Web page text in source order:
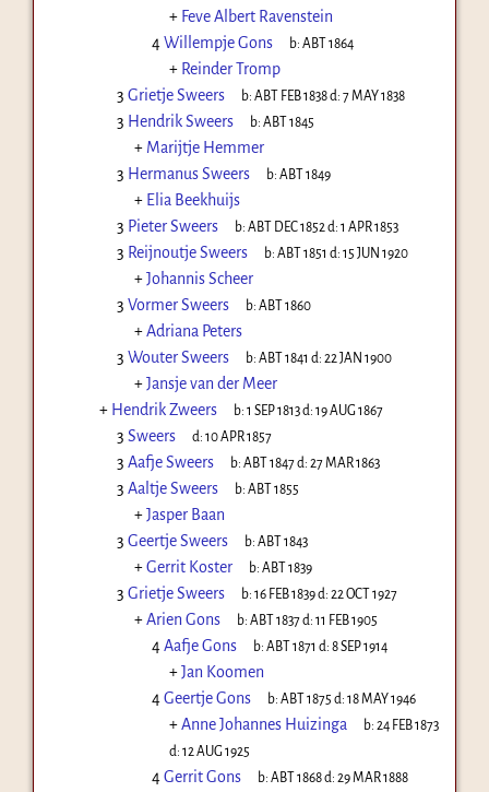
+ Feve Albert Ravenstein
4Willempje Gons b:ABT 1864
+ Reinder Tromp
3 Grietje Sweers b:ABT FEB 1838d:7 MAY 1838
3 Hendrik Sweers b:ABT 1845
+ Marijtje Hemmer
3 Hermanus Sweers b:ABT 1849
+ Elia Beekhuijs
3 Pieter Sweers b:ABT DEC 1852 d:1 APR 1853
3 Reijnoutje Sweers b:ABT 1851 d:15 JUN 1920
+Johannis Scheer
3 Vormer Sweers b:ABT 1860
+Adriana Peters
3 Wouter Sweers b:ABT 1841 d:22 JAN 1900
+Jansje van der Meer
+ Hendrik Zweers b:1 SEP 1813d:19 AUG 1867
3 Sweers d:10 APR 1857
3 Aafje Sweers b:ABT 1847d:27 MAR 1863
3 Aaltje Sweers b:ABT 1855
+Jasper Baan
3 Geertje Sweers b:ABT 1843
+Gerrit Koster b:ABT 1839
3 Grietje Sweers b:16 FEB 1839d:22 OCT 1927
+Arien Gons b:ABT 1837d:11 FEB 1905
4Aafje Gons b:ABT 1871 d:8 SEP 1914
+Jan Koomen
4Geertje Gons b:ABT 1875 d:18 MAY 1946
+Anne Johannes Huizinga b:24 FEB 1873
d: 12 AUG 1925
4Gerrit Gons b:ABT 1868d:29 MAR 1888